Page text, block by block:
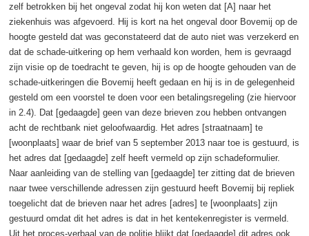
zelf betrokken bij het ongeval zodat hij kon weten dat [A] naar het
ziekenhuis was afgevoerd. Hij is kort na het ongeval door Bovemij op de
hoogte gesteld dat was geconstateerd dat de auto niet was verzekerd en
dat de schade-uitkering op hem verhaald kon worden, hem is gevraagd
zijn visie op de toedracht te geven, hij is op de hoogte gehouden van de
schade-uitkeringen die Bovemij heeft gedaan en hij is in de gelegenheid
gesteld om een voorstel te doen voor een betalingsregeling (zie hiervoor
in 2.4). Dat [gedaagde] geen van deze brieven zou hebben ontvangen
acht de rechtbank niet geloofwaardig. Het adres [straatnaam] te
[woonplaats] waar de brief van 5 september 2013 naar toe is gestuurd, is
het adres dat [gedaagde] zelf heeft vermeld op zijn schadeformulier.
Naar aanleiding van de stelling van [gedaagde] ter zitting dat de brieven
naar twee verschillende adressen zijn gestuurd heeft Bovemij bij repliek
toegelicht dat de brieven naar het adres [adres] te [woonplaats] zijn
gestuurd omdat dit het adres is dat in het kentekenregister is vermeld.
Uit het proces-verbaal van de politie blijkt dat [gedaagde] dit adres ook